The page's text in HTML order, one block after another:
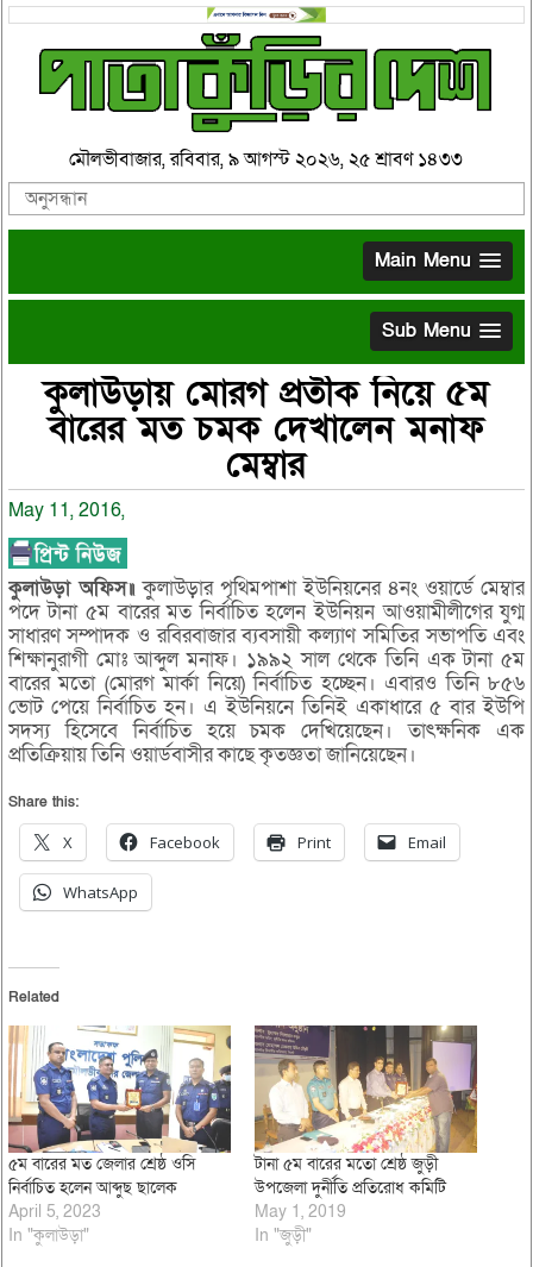
মৌলভীবাজার, রবিবার, ৯ আগস্ট ২০২৬, ২৫ শ্রাবণ ১৪৩৩
Main Menu
Sub Menu
কুলাউড়ায় মোরগ প্রতীক নিয়ে ৫ম
বারের মত চমক দেখালেন মনাফ
মেম্বার
May 11, 2016,
কুলাউড়া অফিস॥কুলাউড়ার পৃথিমপাশা ইউনিয়নের ৪নং ওয়ার্ডে মেম্বার
পদে টানা ৫ম বারের মত নির্বাচিত হলেন ইউনিয়ন আওয়ামীলীগের যুগ্ম
সাধারণ সম্পাদক ও রবিরবাজার ব্যবসায়ী কল্যাণ সমিতির সভাপতি এবং
শিক্ষানুরাগী মোঃ আব্দুল মনাফ। ১৯৯২ সাল থেকে তিনি এক টানা ৫ম
বারের মতো (মোরগ মার্কা নিয়ে) নির্বাচিত হচ্ছেন। এবারও তিনি ৮৫৬
ভোট পেয়ে নির্বাচিত হন। এ ইউনিয়নে তিনিই একাধারে ৫ বার ইউপি
সদস্য হিসেবে নির্বাচিত হয়ে চমক দেখিয়েছেন। তাৎক্ষনিক এক
প্রতিক্রিয়ায় তিনি ওয়ার্ডবাসীর কাছে কৃতজ্ঞতা জানিয়েছেন।
Share this:
X Facebook Print Email
WhatsApp
Related
৫ম বারের মত জেলার শ্রেষ্ঠ ওসি
নির্বাচিত হলেন আব্দুছ ছালেক
April 5, 2023
In "কুলাউড়া"
টানা ৫ম বারের মতো শ্রেষ্ঠ জুড়ী
উপজেলা দুর্নীতি প্রতিরোধ কমিটি
May 1, 2019
In "জুড়ী"